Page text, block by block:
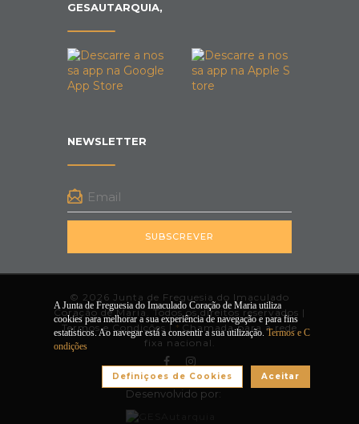
GESAUTARQUIA,
NEWSLETTER
SUBSCREVER
© 2026 Junta de Freguesia do Imaculado
Coração de Maria. Todos os direitos reservados |
Termos e Condições | * Chamada para a rede
fixa nacional.
Desenvolvido por:
A Junta de Freguesia do Imaculado Coração de Maria utiliza
cookies para melhorar a sua experiência de navegação e para fins
estatísticos. Ao navegar está a consentir a sua utilização.Termos e C
ondições
Aceitar
Definiçoes de Cookies